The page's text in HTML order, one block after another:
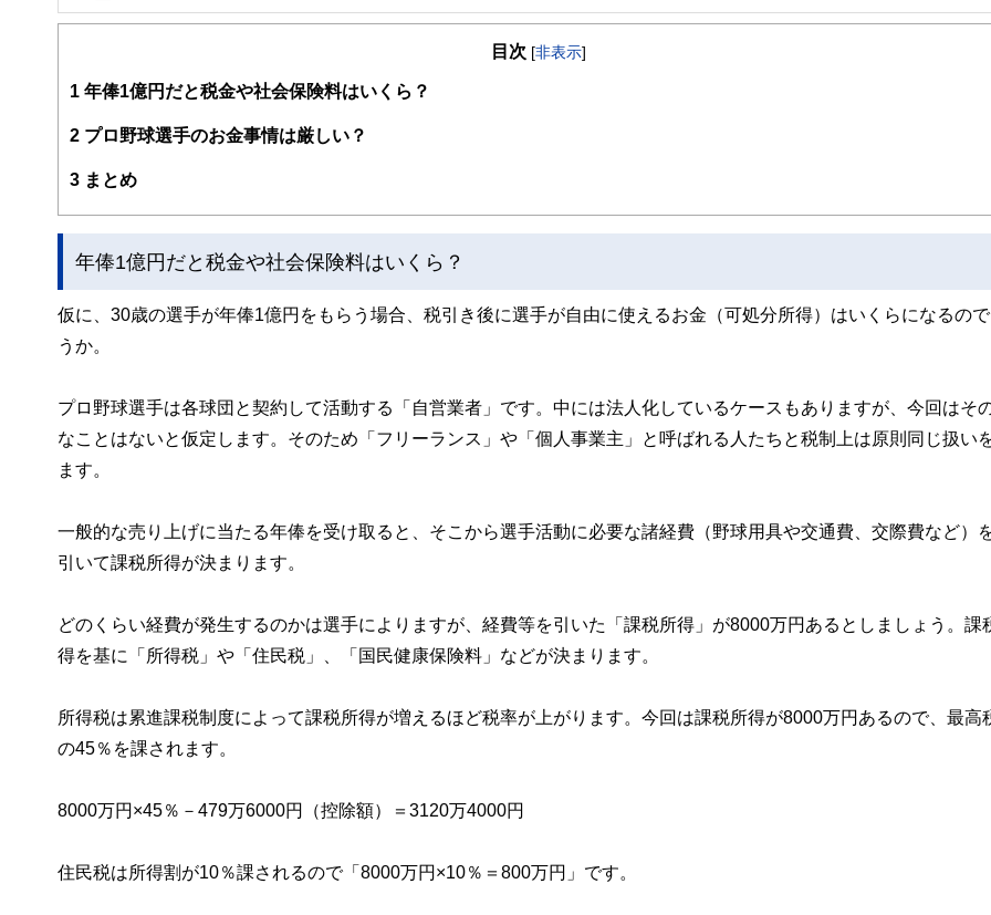
FinancialField編集部は、金融、経済に関する記事を、日々の暮らしにどのような影響を与えるかという視点で、お金の知識がない方でも理解
案から記事掲載まですべての工程に関わることで、読者目線のコンテンツを追求しています。
FinancialFieldの特徴は、ファイナンシャルプランナー、弁護士、税理士、宅地建物取引士、相続診断士、住宅ローンアドバイザー、DCプラン
ー、公認会計士、社会保険労務士、行政書士、投資アナリスト、キャリアコンサルタントなど150名以上の有資格者を執筆者・監修者として迎
私たちは、快適でより良い生活のアイデアを提供するお金のコンシェルジュを目指します。
目次 [非表示]
1 年俸1億円だと税金や社会保険料はいくら？
2 プロ野球選手のお金事情は厳しい？
3 まとめ
年俸1億円だと税金や社会保険料はいくら？
仮に、30歳の選手が年俸1億円をもらう場合、税引き後に選手が自由に使えるお金（可処分所得）はいくらになるので
うか。
プロ野球選手は各球団と契約して活動する「自営業者」です。中には法人化しているケースもありますが、今回はそ
なことはないと仮定します。そのため「フリーランス」や「個人事業主」と呼ばれる人たちと税制上は原則同じ扱い
ます。
一般的な売り上げに当たる年俸を受け取ると、そこから選手活動に必要な諸経費（野球用具や交通費、交際費など）
引いて課税所得が決まります。
どのくらい経費が発生するのかは選手によりますが、経費等を引いた「課税所得」が8000万円あるとしましょう。課
得を基に「所得税」や「住民税」、「国民健康保険料」などが決まります。
所得税は累進課税制度によって課税所得が増えるほど税率が上がります。今回は課税所得が8000万円あるので、最高
の45％を課されます。
8000万円×45％－479万6000円（控除額）＝3120万4000円
住民税は所得割が10％課されるので「8000万円×10％＝800万円」です。